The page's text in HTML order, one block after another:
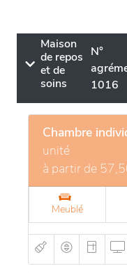
Maison
de repos
et de
soins
N°
1016
Chambre
unité
à partir de
Meublé